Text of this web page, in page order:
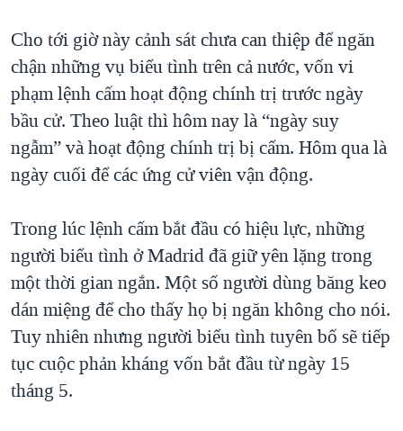
Cho tới giờ này cảnh sát chưa can thiệp để ngăn
chận những vụ biểu tình trên cả nước, vốn vi
phạm lệnh cấm hoạt động chính trị trước ngày
bầu cử. Theo luật thì hôm nay là “ngày suy
ngẫm” và hoạt động chính trị bị cấm. Hôm qua là
ngày cuối để các ứng cử viên vận động.
Trong lúc lệnh cấm bắt đầu có hiệu lực, những
người biểu tình ở Madrid đã giữ yên lặng trong
một thời gian ngắn. Một số người dùng băng keo
dán miệng để cho thấy họ bị ngăn không cho nói.
Tuy nhiên nhưng người biểu tình tuyên bố sẽ tiếp
tục cuộc phản kháng vốn bắt đầu từ ngày 15
tháng 5.